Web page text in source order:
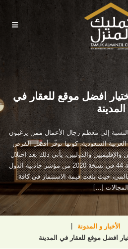
افضل موقع للعقار في
المدينة
إلى معظم رجال الأعمال ممن يرغبون
العربية السعودية، كونها توفّر أفضل الفرص
والإقليميين والدوليين، يأتي ذلك بعد احتلال
المملكة العربية السعودية المرتبة 44 في نسخة 2020 من مؤشر جاذبية الدول
حيث بلغت قيمة الاستثمار في كافة
[…]
الأخبار و المدونة
افضل موقع للعقار في المدينة